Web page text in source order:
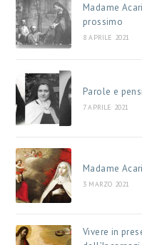
Madame
prossimo
8 APRILE 2021
Parole e
7 APRILE 2021
Madame
3 MARZO 2021
Vivere in